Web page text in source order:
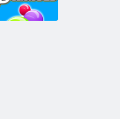
HTML5